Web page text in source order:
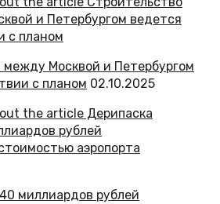
Москвой и Петербургом
с планом 02.10.2025
миллиардов рублей